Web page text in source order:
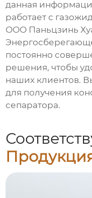
данная
работает с
ООО Паньцзинь
постоянно
решения, чтобы
наших клиентов.
для получения
сепаратора.